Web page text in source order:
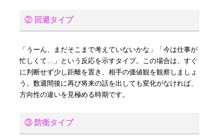
② 回避タイプ
「うーん、まだそこまで考えていないかな」「今は仕事が
忙しくて…」という反応を示すタイプ。この場合は、すぐ
に判断せず少し距離を置き、相手の価値観を観察しましょ
う。数週間後に再び将来の話を出しても変化がなければ、
方向性の違いを見極める時期です。
③ 防衛タイプ